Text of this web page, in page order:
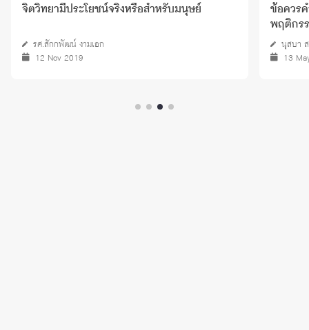
จิตวิทยามีประโยชน์จริงหรือสำหรับมนุษย์
รศ.สักกพัฒน์ งามเอก
12 Nov 2019
ข้อควร
พฤติกร
นุสบา
13